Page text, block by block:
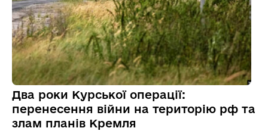
Два роки Курської операції:
перенесення війни на територію рф та
злам планів Кремля